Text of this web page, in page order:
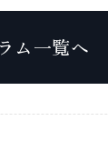
ム一覧へ